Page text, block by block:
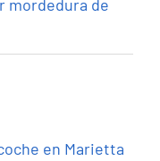
mordedura de
en Marietta